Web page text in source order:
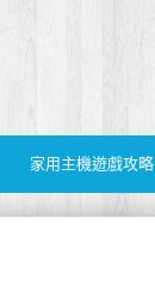
家用主機遊戲攻略